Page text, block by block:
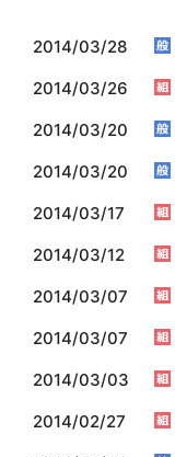
2014/03/28
2014/03/26
2014/03/20
2014/03/20
2014/03/17
2014/03/12
2014/03/07
2014/03/07
2014/03/03
2014/02/27